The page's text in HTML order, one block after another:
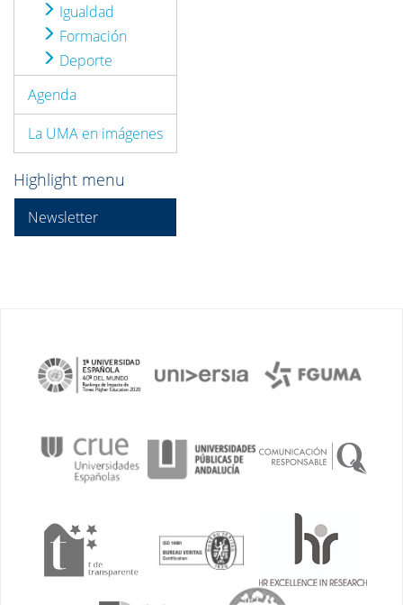
Igualdad
Formación
Deporte
Agenda
La UMA en imágenes
Highlight menu
Newsletter